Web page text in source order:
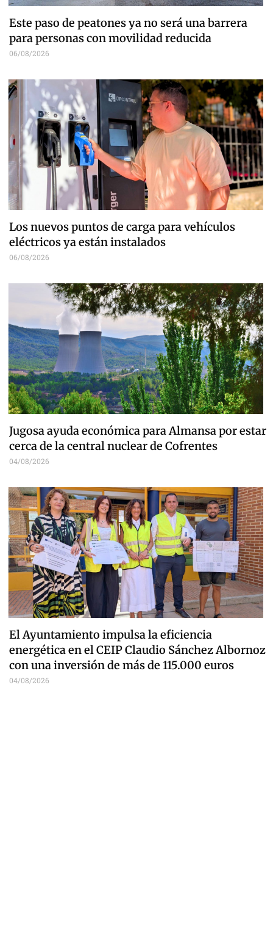
Este paso de peatones ya no será una barrera
para personas con movilidad reducida
06/08/2026
Los nuevos puntos de carga para vehículos
eléctricos ya están instalados
06/08/2026
Jugosa ayuda económica para Almansa por estar
cerca de la central nuclear de Cofrentes
04/08/2026
El Ayuntamiento impulsa la eficiencia
energética en el CEIP Claudio Sánchez Albornoz
con una inversión de más de 115.000 euros
04/08/2026